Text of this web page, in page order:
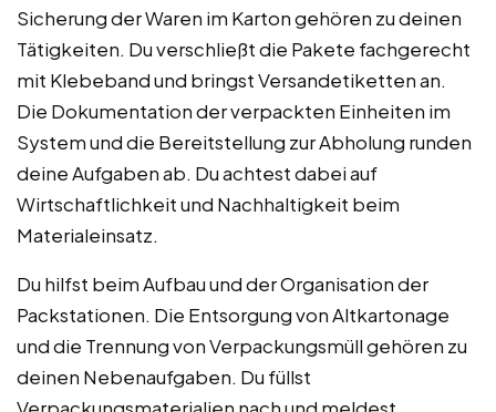
Sicherung der Waren im Karton gehören zu deinen
Tätigkeiten. Du verschließt die Pakete fachgerecht
mit Klebeband und bringst Versandetiketten an.
Die Dokumentation der verpackten Einheiten im
System und die Bereitstellung zur Abholung runden
deine Aufgaben ab. Du achtest dabei auf
Wirtschaftlichkeit und Nachhaltigkeit beim
Materialeinsatz.
Du hilfst beim Aufbau und der Organisation der
Packstationen. Die Entsorgung von Altkartonage
und die Trennung von Verpackungsmüll gehören zu
deinen Nebenaufgaben. Du füllst